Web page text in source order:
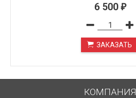
6 500 ₽
ЗАКАЗАТЬ
КОМПАНИЯ